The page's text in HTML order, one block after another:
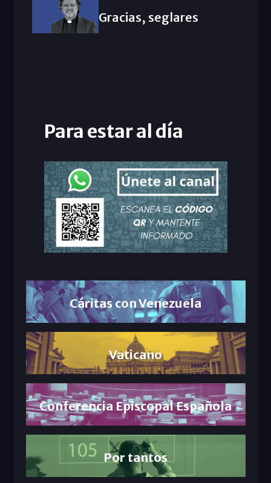
Gracias, seglares
Para estar al día
Cáritas con Venezuela
Vaticano
Conferencia Episcopal Española
Por tantos